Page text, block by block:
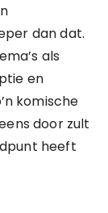
dan dat.
als
en
komische
door zult
heeft